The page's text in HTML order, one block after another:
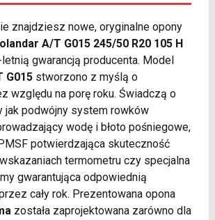
znajdziesz nowe, oryginalne opony
A/T G015 245/50 R20 105 H
gwarancją producenta. Model
G015stworzono z myślą o
względu na porę roku. Świadczą o
jak podwójny system rowków
wodę i błoto pośniegowe,
potwierdzająca skuteczność
termometru czy specjalna
gwarantująca odpowiednią
cały rok. Prezentowana opona
została zaprojektowana zarówno dla